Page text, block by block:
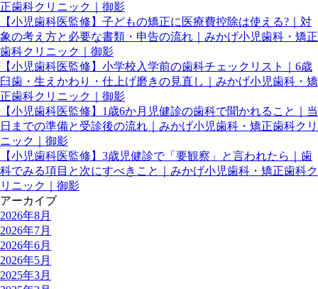
正歯科クリニック｜御影
【小児歯科医監修】子どもの矯正に医療費控除は使える?｜対
象の考え方と必要な書類・申告の流れ｜みかげ小児歯科・矯正
歯科クリニック｜御影
【小児歯科医監修】小学校入学前の歯科チェックリスト｜6歳
臼歯・生えかわり・仕上げ磨きの見直し｜みかげ小児歯科・矯
正歯科クリニック｜御影
【小児歯科医監修】1歳6か月児健診の歯科で聞かれること｜当
日までの準備と受診後の流れ｜みかげ小児歯科・矯正歯科クリ
ニック｜御影
【小児歯科医監修】3歳児健診で「要観察」と言われたら｜歯
科でみる項目と次にすべきこと｜みかげ小児歯科・矯正歯科ク
リニック｜御影
アーカイブ
2026年8月
2026年7月
2026年6月
2026年5月
2025年3月